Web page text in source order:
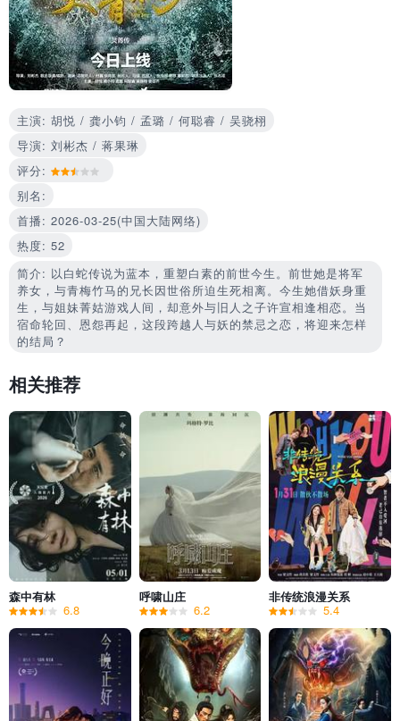
主演: 胡悦 / 龚小钧 / 孟璐 / 何聪睿 / 吴骁栩
导演: 刘彬杰 / 蒋果琳
评分:
别名:
首播: 2026-03-25(中国大陆网络)
热度: 52
简介: 以白蛇传说为蓝本，重塑白素的前世今生。前世她是将军
养女，与青梅竹马的兄长因世俗所迫生死相离。今生她借妖身重
生，与姐妹菁姑游戏人间，却意外与旧人之子许宣相逢相恋。当
宿命轮回、恩怨再起，这段跨越人与妖的禁忌之恋，将迎来怎样
的结局？
相关推荐
森中有林
6.8
呼啸山庄
6.2
非传统浪漫关系
5.4